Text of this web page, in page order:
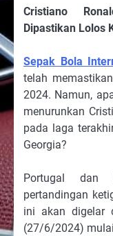
Cristiano
Dipastikan Lolos
Sepak Bola
telah
2024. Namun,
menurunkan
pada laga
Georgia?
Portugal dan
pertandingan
ini akan digelar
(27/6/2024)